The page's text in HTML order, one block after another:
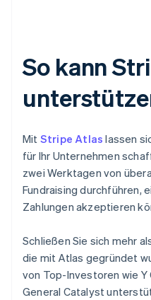
So kann
Mit Stripe Atlas lassen
für Ihr Unternehmen
zwei Werktagen von
Fundraising durchführen,
Zahlungen akzeptieren
Schließen Sie sich mehr
die mit Atlas gegründet
von Top-Investoren wie Y
General Catalyst